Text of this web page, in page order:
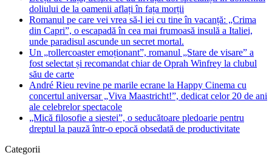
doliului de la oamenii aflați în fața morții
Romanul pe care vei vrea să-l iei cu tine în vacanță: „Crima
din Capri”, o escapadă în cea mai frumoasă insulă a Italiei,
unde paradisul ascunde un secret mortal.
Un „rollercoaster emoționant”, romanul „Stare de visare” a
fost selectat și recomandat chiar de Oprah Winfrey la clubul
său de carte
André Rieu revine pe marile ecrane la Happy Cinema cu
concertul aniversar „Viva Maastricht!”, dedicat celor 20 de ani
ale celebrelor spectacole
„Mică filosofie a siestei”, o seducătoare pledoarie pentru
dreptul la pauză într-o epocă obsedată de productivitate
Categorii